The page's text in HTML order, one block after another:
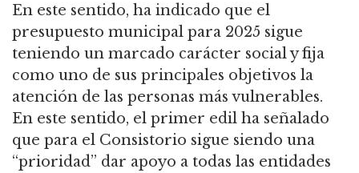
En este sentido, ha indicado que el
presupuesto municipal para 2025 sigue
teniendo un marcado carácter social y fija
como uno de sus principales objetivos la
atención de las personas más vulnerables.
En este sentido, el primer edil ha señalado
que para el Consistorio sigue siendo una
“prioridad” dar apoyo a todas las entidades